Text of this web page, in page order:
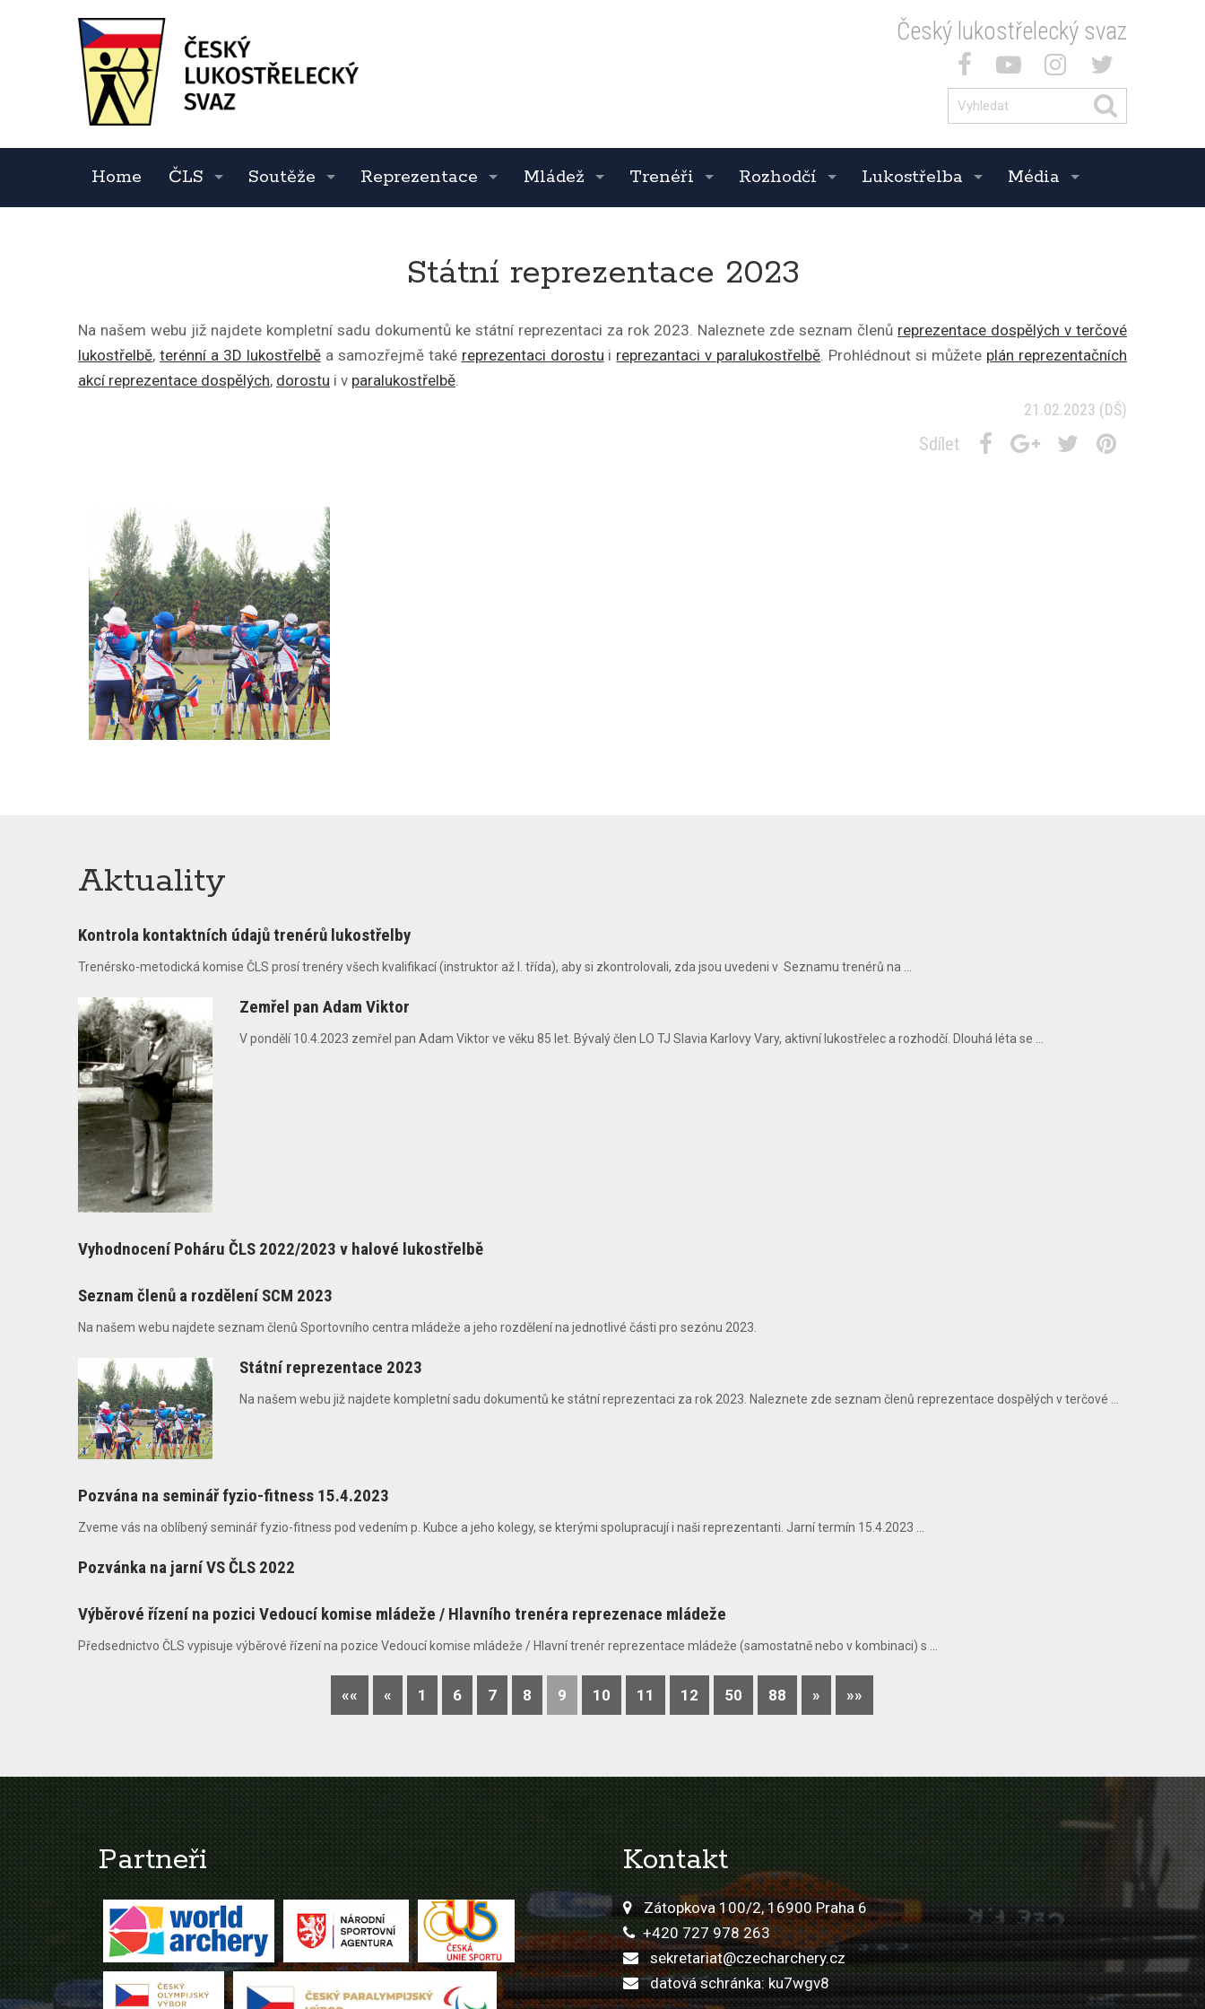
Český lukostřelecký svaz
Home ČLS Soutěže Reprezentace Mládež Trenéři Rozhodčí Lukostřelba Média
Státní reprezentace 2023
Na našem webu již najdete kompletní sadu dokumentů ke státní reprezentaci za rok 2023. Naleznete zde seznam členů reprezentace dospělých v terčové
lukostřelbě, terénní a 3D lukostřelběa samozřejmě také reprezentaci dorostu i reprezantaci v paralukostřelbě . Prohlédnout si můžete plán reprezentačních
akcí reprezentace dospělých, dorostu i v paralukostřelbě
21.02.2023 (DŠ)
Sdílet
Aktuality
Kontrola kontaktních údajů trenérů lukostřelby
Trenérsko-metodická komise ČLS prosí trenéry všech kvalifikací (instruktor až I. třída), aby si zkontrolovali, zda jsou uvedeni v Seznamu trenérů na ...
Zemřel pan Adam Viktor
V pondělí 10.4.2023 zemřel pan Adam Viktor ve věku 85 let. Bývalý člen LO TJ Slavia Karlovy Vary, aktivní lukostřelec a rozhodčí. Dlouhá léta se ...
Vyhodnocení Poháru ČLS 2022/2023 v halové lukostřelbě
Seznam členů a rozdělení SCM 2023
Na našem webu najdete seznam členů Sportovního centra mládeže a jeho rozdělení na jednotlivé části pro sezónu 2023.
Státní reprezentace 2023
Na našem webu již najdete kompletní sadu dokumentů ke státní reprezentaci za rok 2023. Naleznete zde seznam členů reprezentace dospělých v terčové ...
Pozvána na seminář fyzio-fitness 15.4.2023
Zveme vás na oblíbený seminář fyzio-fitness pod vedením p. Kubce a jeho kolegy, se kterými spolupracují i naši reprezentanti. Jarní termín 15.4.2023 ...
Pozvánka na jarní VS ČLS 2022
Výběrové řízení na pozici Vedoucí komise mládeže / Hlavního trenéra reprezenace mládeže
Předsednictvo ČLS vypisuje výběrové řízení na pozice Vedoucí komise mládeže / Hlavní trenér reprezentace mládeže (samostatně nebo v kombinaci) s ...
«« « 1 6 7 8 9 10 11 12 50 88 » »»
Partneři Kontakt
Zátopkova 100/2, 16900 Praha 6
+420 727 978 263
sekretariat@czecharchery.cz
datová schránka: ku7wgv8